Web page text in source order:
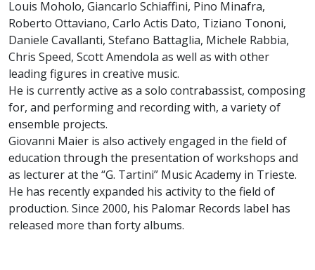
Louis Moholo, Giancarlo Schiaffini, Pino Minafra,
Roberto Ottaviano, Carlo Actis Dato, Tiziano Tononi,
Daniele Cavallanti, Stefano Battaglia, Michele Rabbia,
Chris Speed, Scott Amendola as well as with other
leading figures in creative music.
He is currently active as a solo contrabassist, composing
for, and performing and recording with, a variety of
ensemble projects.
Giovanni Maier is also actively engaged in the field of
education through the presentation of workshops and
as lecturer at the “G. Tartini” Music Academy in Trieste.
He has recently expanded his activity to the field of
production. Since 2000, his Palomar Records label has
released more than forty albums.